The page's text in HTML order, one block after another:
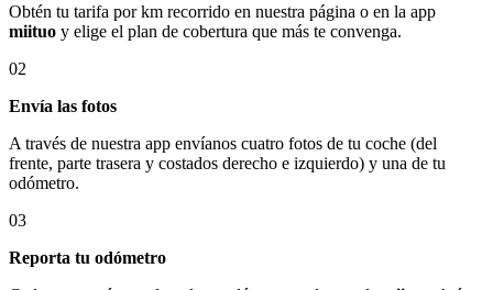
Obtén tu tarifa por km recorrido en nuestra página o en la app
miituo y elige el plan de cobertura que más te convenga.
02
Envía las fotos
A través de nuestra app envíanos cuatro fotos de tu coche (del
frente, parte trasera y costados derecho e izquierdo) y una de tu
odómetro.
03
Reporta tu odómetro